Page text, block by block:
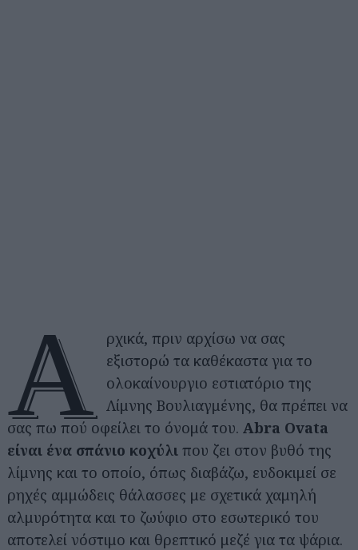
Α
ρχικά, πριν αρχίσω να σας
εξιστορώ τα καθέκαστα για το
ολοκαίνουργιο εστιατόριο της
Λίμνης Βουλιαγμένης, θα πρέπει να
σας πω πού οφείλει το όνομά του. Abra Ovata
είναι ένα σπάνιο κοχύλι που ζει στον βυθό της
λίμνης και το οποίο, όπως διαβάζω, ευδοκιμεί σε
ρηχές αμμώδεις θάλασσες με σχετικά χαμηλή
αλμυρότητα και το ζωύφιο στο εσωτερικό του
αποτελεί νόστιμο και θρεπτικό μεζέ για τα ψάρια.